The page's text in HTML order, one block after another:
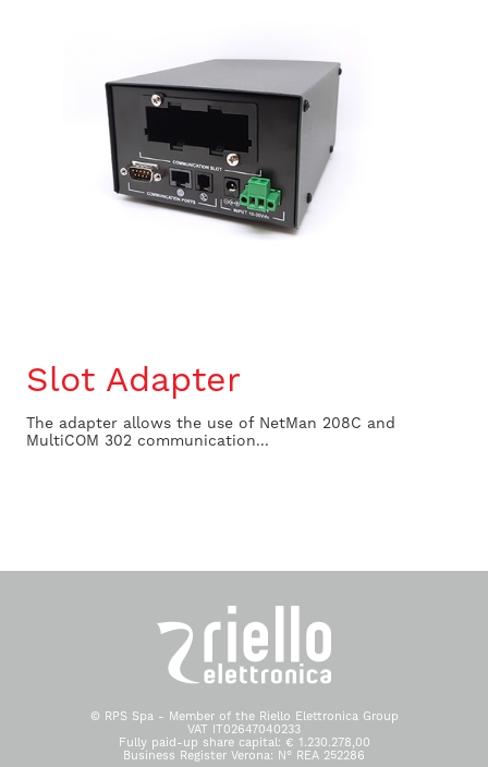
Slot Adapter
The adapter allows the use of NetMan 208C and
MultiCOM 302 communication...
© RPS Spa - Member of the Riello Elettronica Group
VAT IT02647040233
Fully paid-up share capital: € 1.230.278,00
Business Register Verona: N° REA 252286